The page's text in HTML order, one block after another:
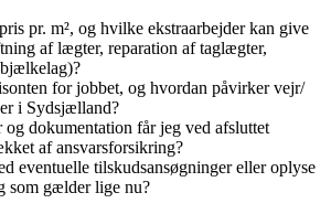
pr. m², og hvilke ekstraarbejder kan give
af lægter, reparation af taglægter,
for jobbet, og hvordan påvirker vejr/
i Sydsjælland?
dokumentation får jeg ved afsluttet
af ansvarsforsikring?
eventuelle tilskudsansøgninger eller oplyse
som gælder lige nu?